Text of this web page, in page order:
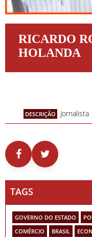
RICARDO
HOLANDA
DESCRIÇÃO Jornalista
TAGS
GOVERNO DO ESTADO
COMÉRCIO
BRASIL